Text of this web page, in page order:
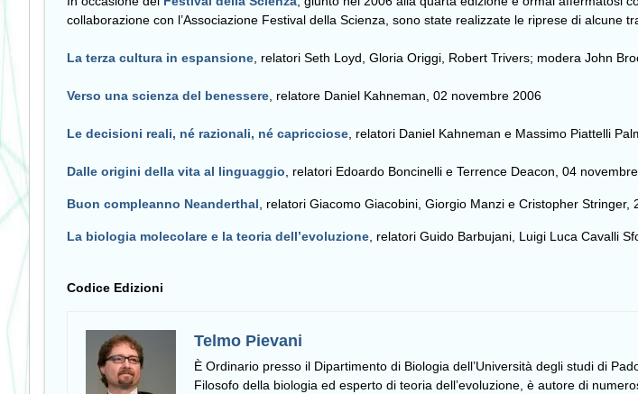
collaborazione con l’Associazione Festival della Scienza, sono state realizzate le riprese di
La terza cultura in espansione , relatori Seth Loyd, Gloria Origgi, Robert Trivers; modera John
Verso una scienza del benessere , relatore Daniel Kahneman, 02 novembre 2006
Le decisioni reali, né razionali, né capricciose , relatori Daniel Kahneman e Massimo Piattelli
Dalle origini della vita al linguaggio , relatori Edoardo Boncinelli e Terrence Deacon, 04
Buon compleanno Neanderthal , relatori Giacomo Giacobini, Giorgio Manzi e Cristopher Stringer,
La biologia molecolare e la teoria dell’evoluzione , relatori Guido Barbujani, Luigi Luca Cavalli
Codice Edizioni
Telmo Pievani
È Ordinario presso il Dipartimento di Biologia dell’Università degli studi di
Filosofo della biologia ed esperto di teoria dell’evoluzione, è autore di